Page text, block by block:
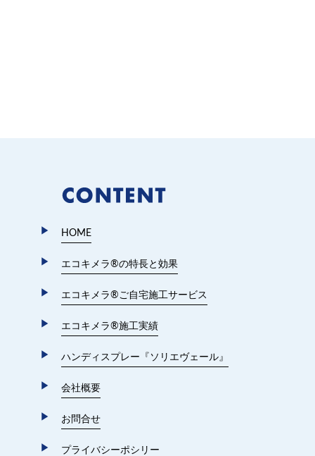
HOME
エコキメラ®︎の特長と効果
エコキメラ®︎ご自宅施工サービス
エコキメラ®︎施工実績
ハンディスプレー『ソリエヴェール』
会社概要
お問合せ
プライバシーポシリー